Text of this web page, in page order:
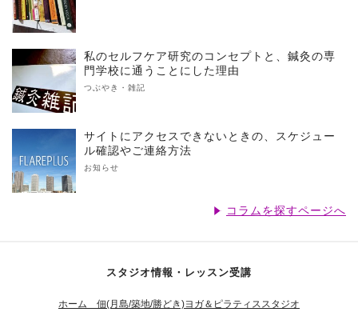
私のセルフケア研究のコンセプトと、鍼灸の専
門学校に通うことにした理由
つぶやき・雑記
サイトにアクセスできないときの、スケジュー
ル確認やご連絡方法
お知らせ
コラムを探すページへ
スタジオ情報・レッスン受講
ホーム 佃(月島/築地/勝どき)ヨガ＆ピラティススタジオ